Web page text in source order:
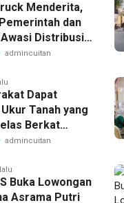
Menderita,
dan
Distribusi
admincuitan
Dapat
Tanah yang
Berkat
Pengukuran
admincuitan
Buka Lowongan
Asrama Putri